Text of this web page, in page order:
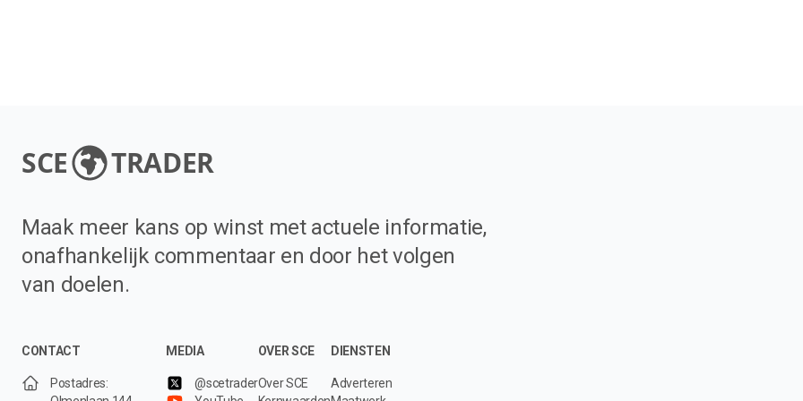
SCE TRADER
Maak meer kans op winst met actuele informatie,
onafhankelijk commentaar en door het volgen
van doelen.
CONTACT
Postadres:
MEDIA
@scetrader
OVER SCE
Over SCE
DIENSTEN
Adverteren